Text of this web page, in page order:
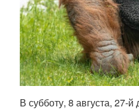
В субботу, 8 августа, 27-